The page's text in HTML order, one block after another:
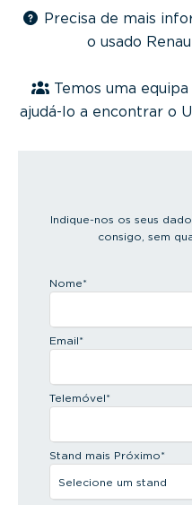
Precisa de mais
o usado
Temos uma
ajudá-lo a encontrar o
Indique-nos os seus
consigo, sem
Nome*
Email*
Telemóvel*
Stand mais Próximo*